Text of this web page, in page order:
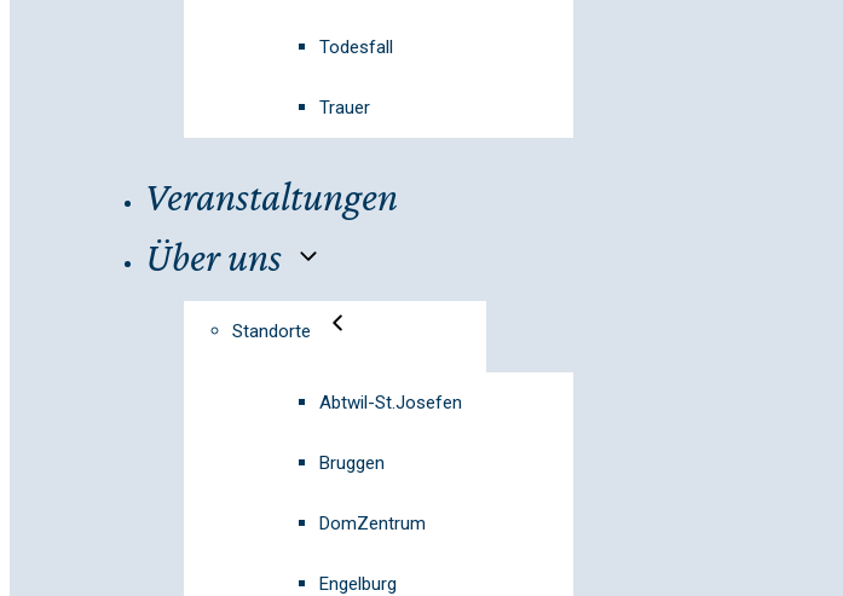
Todesfall
Trauer
Veranstaltungen
Über uns
Standorte
Abtwil-St.Josefen
Bruggen
DomZentrum
Engelburg